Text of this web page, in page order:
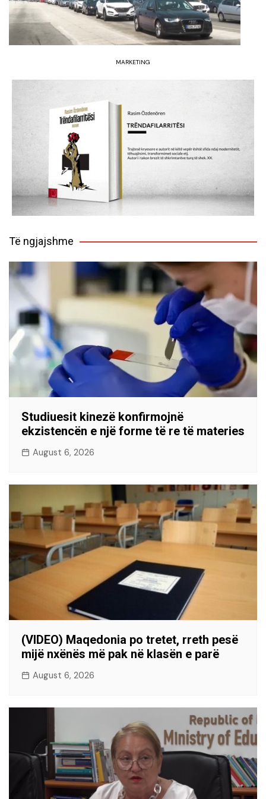
MARKETING
Të ngjajshme
Studiuesit kinezë konfirmojnë
ekzistencën e një forme të re të materies
August 6, 2026
(VIDEO) Maqedonia po tretet, rreth pesë
mijë nxënës më pak në klasën e parë
August 6, 2026